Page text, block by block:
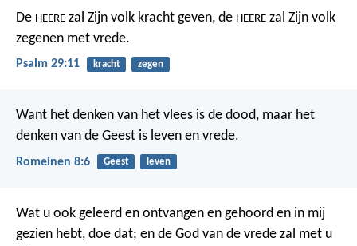
De HEERE zal Zijn volk kracht geven, de HEERE zal Zijn volk
zegenen met vrede.
Psalm 29:11 kracht zegen
Want het denken van het vlees is de dood, maar het
denken van de Geest is leven en vrede.
Romeinen 8:6 Geest leven
Wat u ook geleerd en ontvangen en gehoord en in mij
gezien hebt, doe dat; en de God van de vrede zal met u